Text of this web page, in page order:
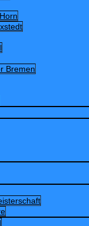
Bremen